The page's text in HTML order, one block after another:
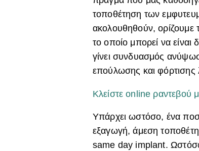
τοποθέτηση των
ακολουθηθούν, ορίζουμε
το οποίο μπορεί να
γίνει συνδυασμός
επούλωσης και φόρτισης
Κλείστε online ραντεβού
Υπάρχει ωστόσο, ένα
εξαγωγή, άμεση
same day implant.